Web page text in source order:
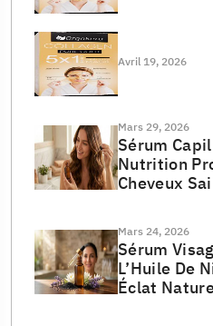
Avril 19, 2026
Mars 29, 2026
Sérum
Nutrition
Cheveux
Mars 24, 2026
Sérum
L’Huile De
Éclat